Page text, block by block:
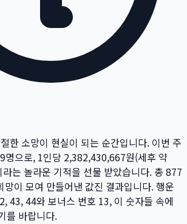
한 소망이 현실이 되는 순간입니다. 이번 주
9명으로, 1인당 2,382,430,667원(세후 약
라는 놀라운 기적을 선물 받았습니다. 총 877
망이 모여 만들어낸 값진 결과입니다. 행운
43, 44와 보너스 번호 13, 이 숫자들 속에
를 바랍니다.